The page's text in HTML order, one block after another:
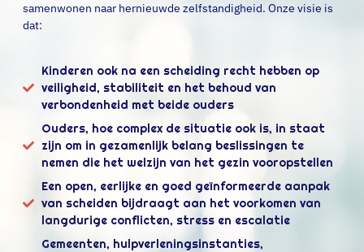
samenwonen naar hernieuwde zelfstandigheid. Onze visie is
dat:
Kinderen ook na een scheiding recht hebben op
veiligheid, stabiliteit en het behoud van
verbondenheid met beide ouders
Ouders, hoe complex de situatie ook is, in staat
zijn om in gezamenlijk belang beslissingen te
nemen die het welzijn van het gezin vooropstellen
Een open, eerlijke en goed geïnformeerde aanpak
van scheiden bijdraagt aan het voorkomen van
langdurige conflicten, stress en escalatie
Gemeenten, hulpverleningsinstanties,